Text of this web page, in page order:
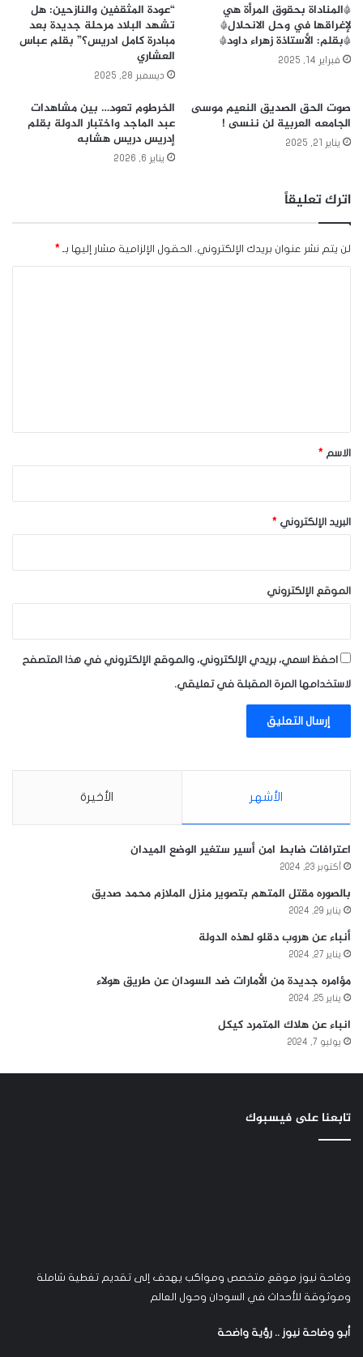
*المناداة بحقوق المرأة هي
لإغراقها في وحل الانحلال*
*بقلم: الأستاذة زهراء داود*
فبراير 14, 2025
“عودة المثقفين والنازحين: هل
تشهد البلاد مرحلة جديدة بعد
مبادرة كامل ادريس؟” بقلم عباس
العشاري
ديسمبر 28, 2025
صوت الحق الصديق النعيم موسى
الجامعه العربية لن ننسى !
يناير 21, 2025
الخرطوم تعود… بين مشاهدات
عبد الماجد واختبار الدولة بقلم
إدريس دريس هشابه
يناير 6, 2026
اترك تعليقاً
لن يتم نشر عنوان بريدك الإلكتروني. الحقول الإلزامية مشار إليها بـ *
*الاسم *
البريد الإلكتروني *
الموقع الإلكتروني
احفظ اسمي، بريدي الإلكتروني، والموقع الإلكتروني في هذا المتصفح
لاستخدامها المرة المقبلة في تعليقي.
الأشهر الأخيرة
اعترافات ضابط امن أسير ستغير الوضع الميدان
أكتوبر 23, 2024
بالصوره مقتل المتهم بتصوير منزل الملازم محمد صديق
يناير 29, 2024
أنباء عن هروب دقلو لهذه الدولة
يناير 27, 2024
مؤامره جديدة من الأمارات ضد السودان عن طريق هولاء
يناير 25, 2024
انباء عن هلاك المتمرد كيكل
يوليو 7, 2024
تابعنا على فيسبوك
وضاحة نيوز موقع متخصص ومواكب يهدف إلى تقديم تغطية شاملة
وموثوقة للأحداث في السودان وحول العالم
أبو وضاحة نيوز .. رؤية واضحة